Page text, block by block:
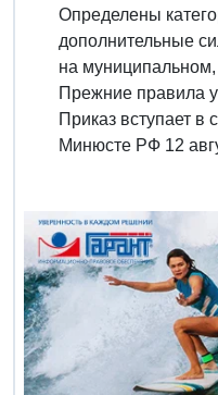
Определены
дополнительные
на
Прежние правила
Приказ вступает в
Минюсте РФ 12